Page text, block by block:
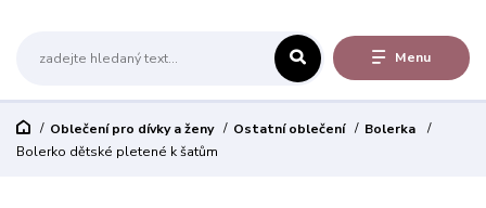
Menu
Oblečení pro dívky a ženy Ostatní oblečení
Bolerka
Bolerko dětské pletené k šatům